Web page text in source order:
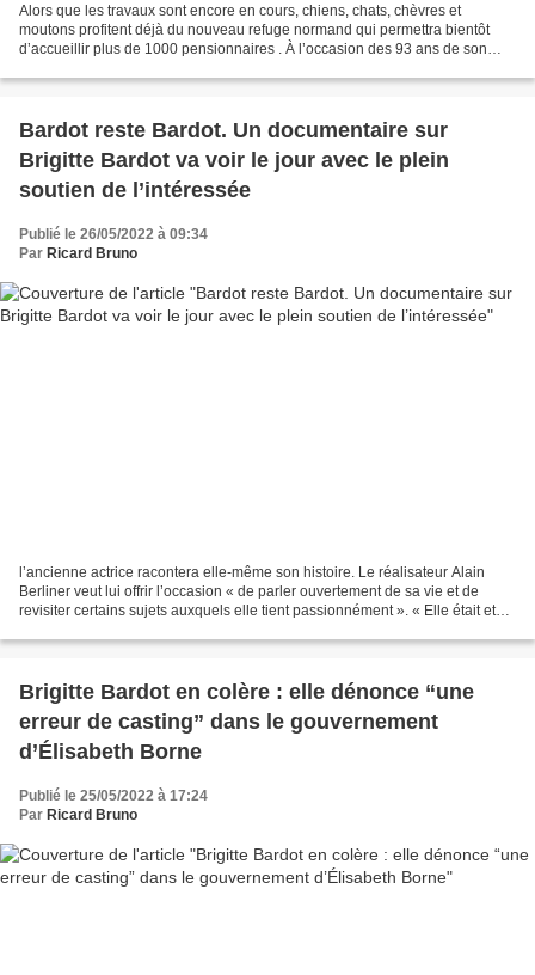
Alors que les travaux sont encore en cours, chiens, chats, chèvres et
moutons profitent déjà du nouveau refuge normand qui permettra bientôt
d’accueillir plus de 1000 pensionnaires . À l’occasion des 93 ans de son
Bardot reste Bardot. Un documentaire sur
Brigitte Bardot va voir le jour avec le plein
soutien de l’intéressée
Publié le 26/05/2022 à 09:34
Par Ricard Bruno
l’ancienne actrice racontera elle-même son histoire. Le réalisateur Alain
Berliner veut lui offrir l’occasion « de parler ouvertement de sa vie et de
revisiter certains sujets auxquels elle tient passionnément ». « Elle était et
Brigitte Bardot en colère : elle dénonce “une
erreur de casting” dans le gouvernement
d’Élisabeth Borne
Publié le 25/05/2022 à 17:24
Par Ricard Bruno